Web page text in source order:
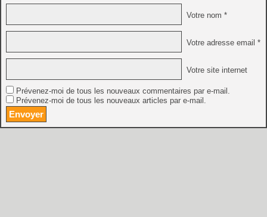
Votre nom *
Votre adresse email *
Votre site internet
Prévenez-moi de tous les nouveaux commentaires par e-mail.
Prévenez-moi de tous les nouveaux articles par e-mail.